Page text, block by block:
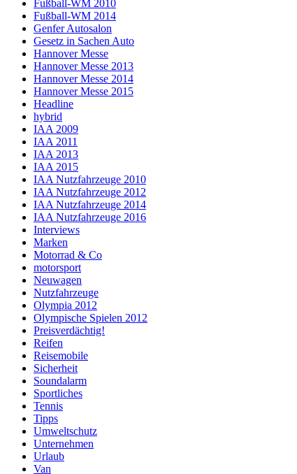
Fußball-WM 2010
Fußball-WM 2014
Genfer Autosalon
Gesetz in Sachen Auto
Hannover Messe
Hannover Messe 2013
Hannover Messe 2014
Hannover Messe 2015
Headline
hybrid
IAA 2009
IAA 2011
IAA 2013
IAA 2015
IAA Nutzfahrzeuge 2010
IAA Nutzfahrzeuge 2012
IAA Nutzfahrzeuge 2014
IAA Nutzfahrzeuge 2016
Interviews
Marken
Motorrad & Co
motorsport
Neuwagen
Nutzfahrzeuge
Olympia 2012
Olympische Spielen 2012
Preisverdächtig!
Reifen
Reisemobile
Sicherheit
Soundalarm
Sportliches
Tennis
Tipps
Umweltschutz
Unternehmen
Urlaub
Van